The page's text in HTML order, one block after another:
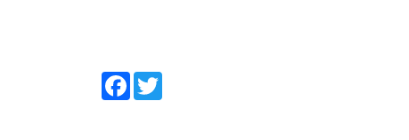
FacebookTwitter